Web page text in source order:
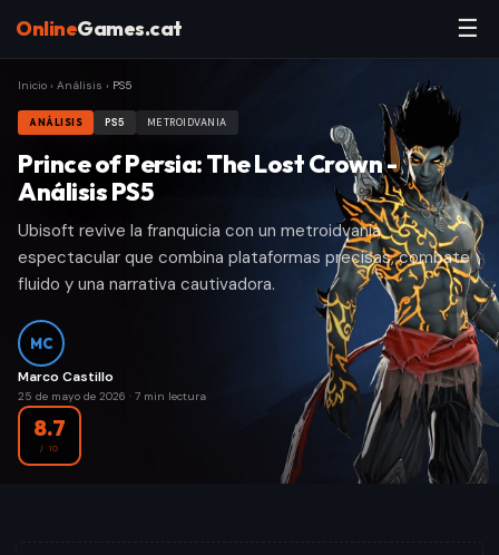
OnlineGames.cat ☰
Inicio › Análisis › PS5
ANÁLISIS PS5 METROIDVANIA
Prince of Persia: The Lost Crown -
Análisis PS5
Ubisoft revive la franquicia con un metroidvania
espectacular que combina plataformas precisas, combate
fluido y una narrativa cautivadora.
MC
Marco Castillo
25 de mayo de 2026 · 7 min lectura
8.7
/ 10